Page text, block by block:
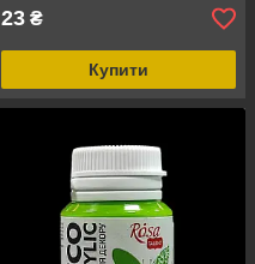
23 ₴
Купити